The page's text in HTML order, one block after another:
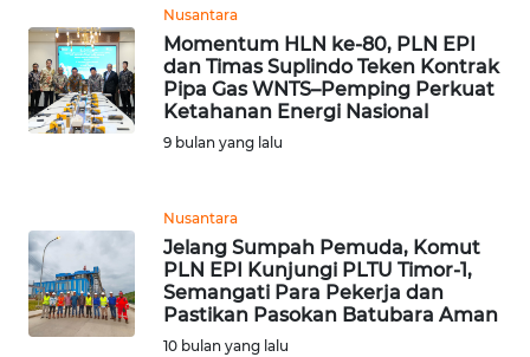
Nusantara
Momentum HLN ke-80, PLN EPI
dan Timas Suplindo Teken Kontrak
Pipa Gas WNTS–Pemping Perkuat
Ketahanan Energi Nasional
9 bulan yang lalu
Nusantara
Jelang Sumpah Pemuda, Komut
PLN EPI Kunjungi PLTU Timor-1,
Semangati Para Pekerja dan
Pastikan Pasokan Batubara Aman
10 bulan yang lalu
WN
INDRAMAYU
WN
MAJALENGKA
WN
SUBANG